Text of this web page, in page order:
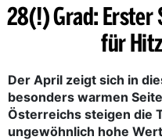
28(!) Grad: Erster
für
Der April zeigt sich in
besonders warmen
Österreichs steigen die
ungewöhnlich hohe